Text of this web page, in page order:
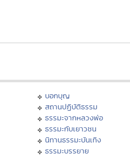
บอกบุญ
สถานปฏิบัติธรรม
ธรรมะจากหลวงพ่อ
ธรรมะกับเยาวชน
นิทานธรรมะบันเทิง
ธรรมะบรรยาย